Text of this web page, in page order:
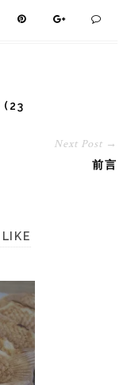
(23
Next Post →
前言